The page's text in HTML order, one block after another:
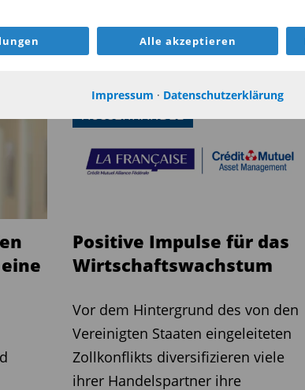
Alle akzeptieren
Impressum · Datenschutzerklärung
Positive Impulse für das
Wirtschaftswachstum
Vor dem Hintergrund des von den
Vereinigten Staaten eingeleiteten
Zollkonflikts diversifizieren viele
ihrer Handelspartner ihre